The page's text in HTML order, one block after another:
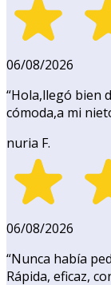
06/08/2026
“Hola,llegó bien
cómoda,a mi
nuria F.
06/08/2026
“Nunca había
Rápida, eficaz,